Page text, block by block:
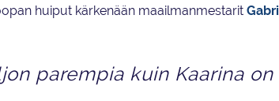
huiput kärkenään maailmanmestarit
parempia kuin Kaarina on